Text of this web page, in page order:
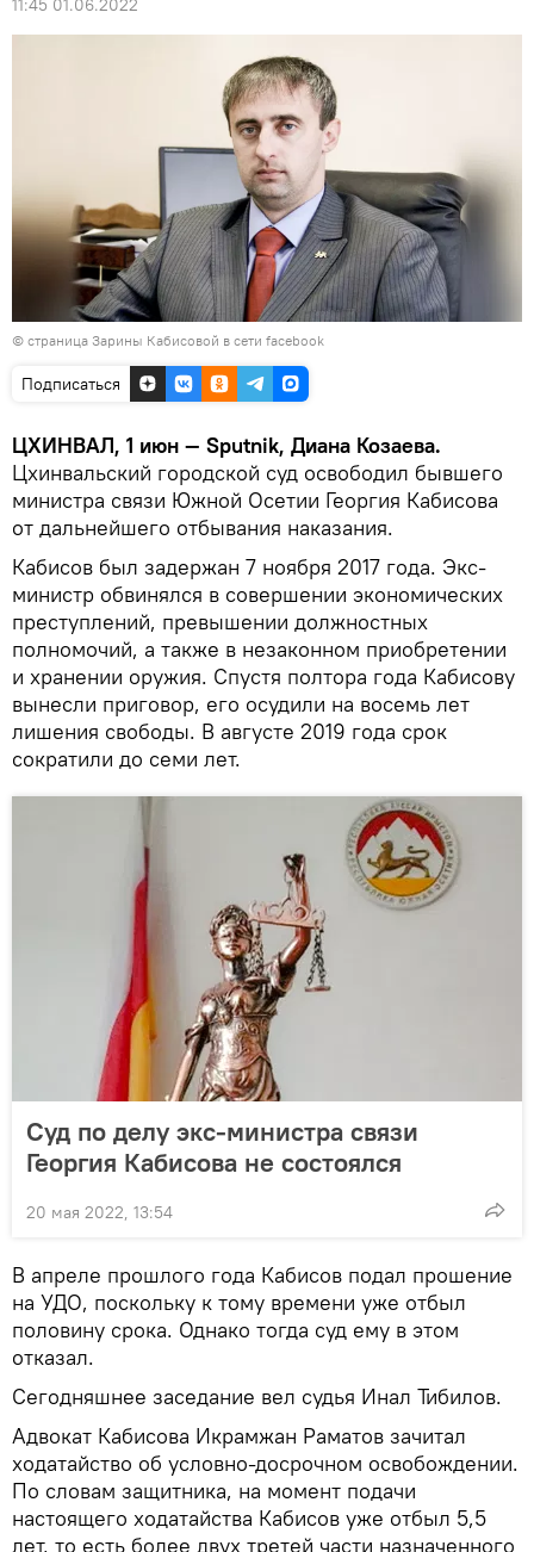
11:45 01.06.2022
© страница Зарины Кабисовой в сети facebook
Подписаться
ЦХИНВАЛ, 1 июн — Sputnik, Диана Козаева.
Цхинвальский городской суд освободил бывшего
министра связи Южной Осетии Георгия Кабисова
от дальнейшего отбывания наказания.
Кабисов был задержан 7 ноября 2017 года. Экс-
министр обвинялся в совершении экономических
преступлений, превышении должностных
полномочий, а также в незаконном приобретении
и хранении оружия. Спустя полтора года Кабисову
вынесли приговор, его осудили на восемь лет
лишения свободы. В августе 2019 года срок
сократили до семи лет.
Суд по делу экс-министра связи
Георгия Кабисова не состоялся
20 мая 2022, 13:54
В апреле прошлого года Кабисов подал прошение
на УДО, поскольку к тому времени уже отбыл
половину срока. Однако тогда суд ему в этом
отказал.
Сегодняшнее заседание вел судья Инал Тибилов.
Адвокат Кабисова Икрамжан Раматов зачитал
ходатайство об условно-досрочном освобождении.
По словам защитника, на момент подачи
настоящего ходатайства Кабисов уже отбыл 5,5
лет, то есть более двух третей части назначенного